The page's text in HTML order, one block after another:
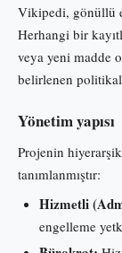
Vikipedi, gönüllü
Herhangi bir
veya yeni madde
belirlenen
Yönetim yapısı
Projenin
tanımlanmıştır:
Hizmetli
engelleme